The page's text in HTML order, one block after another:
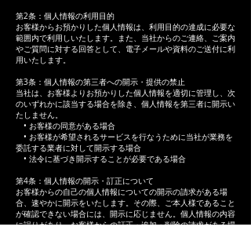
第2条：個人情報の利用目的
お客様からお預かりした個人情報は、利用目的の達成に必要な
範囲内で利用しいたします。また、当社からのご連絡、ご案内
やご質問に対する回答として、電子メールや資料のご送付に利
用いたします。
第3条：個人情報の第三者への開示・提供の禁止
当社は、お客様よりお預かりした個人情報を適切に管理し、次
のいずれかに該当する場合を除き、個人情報を第三者に開示い
たしません。
• お客様の同意がある場合
• お客様が希望されるサービスを行なうために当社が業務を
委託する業者に対して開示する場合
• 法令に基づき開示することが必要である場合
第4条：個人情報の開示・訂正について
お客様からの自己の個人情報についての開示の請求がある場
合、速やかに開示をいたします。その際、ご本人様であること
が確認できない場合には、開示に応じません。個人情報の内容
に誤りがあり、お客様からの訂正・追加・削除の請求がある場